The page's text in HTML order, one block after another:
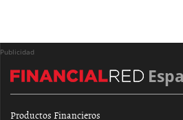
Publicidad
Productos Financieros